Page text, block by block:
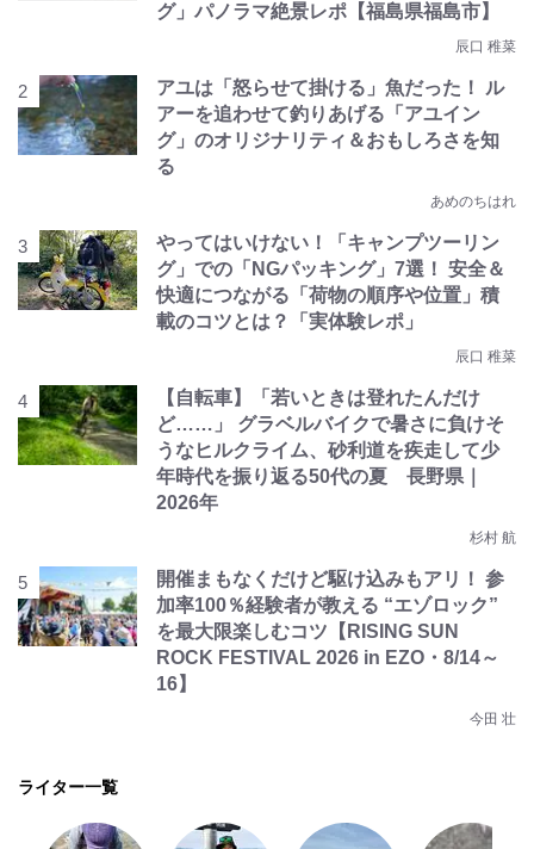
グ」パノラマ絶景レポ【福島県福島市】
辰口 稚菜
アユは「怒らせて掛ける」魚だった！ ル
アーを追わせて釣りあげる「アユイン
グ」のオリジナリティ＆おもしろさを知
る
あめのちはれ
やってはいけない！「キャンプツーリン
グ」での「NGパッキング」7選！ 安全＆
快適につながる「荷物の順序や位置」積
載のコツとは？「実体験レポ」
辰口 稚菜
【自転車】「若いときは登れたんだけ
ど……」 グラベルバイクで暑さに負けそ
うなヒルクライム、砂利道を疾走して少
年時代を振り返る50代の夏 長野県｜
2026年
杉村 航
開催まもなくだけど駆け込みもアリ！ 参
加率100％経験者が教える “エゾロック”
を最大限楽しむコツ【RISING SUN
ROCK FESTIVAL 2026 in EZO・8/14～
16】
今田 壮
ライター一覧